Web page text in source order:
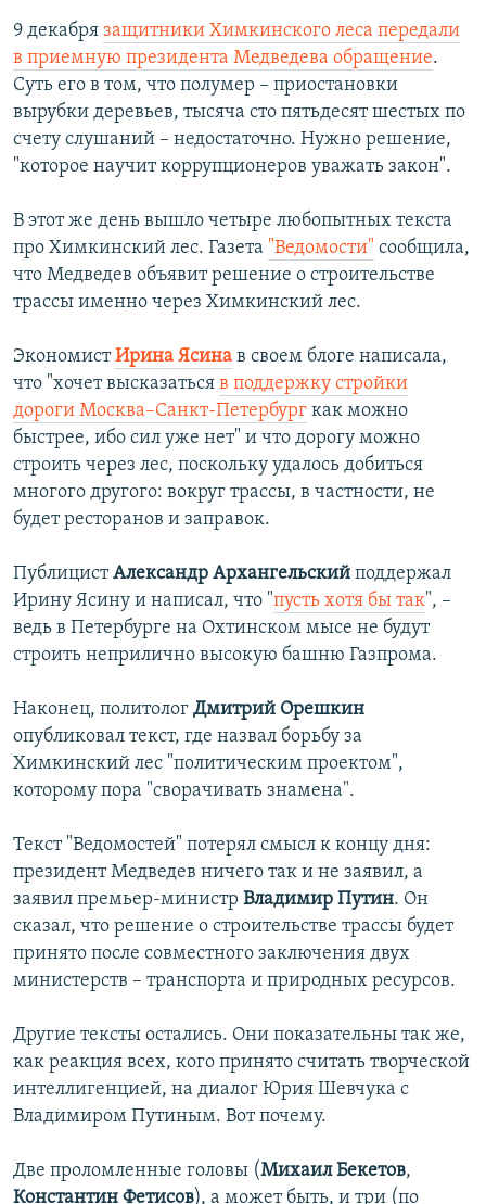
Все сайты РСЕ/РС
9 декабря защитники Химкинского леса передали
в приемную президента Медведева обращение.
Суть его в том, что полумер – приостановки
вырубки деревьев, тысяча сто пятьдесят шестых по
счету слушаний – недостаточно. Нужно решение,
"которое научит коррупционеров уважать закон".
В этот же день вышло четыре любопытных текста
про Химкинский лес. Газета "Ведомости" сообщила,
что Медведев объявит решение о строительстве
трассы именно через Химкинский лес.
ЭкономистИрина Ясина в своем блоге написала,
что "хочет высказаться в поддержку стройки
дороги Москва–Санкт-Петербург как можно
быстрее, ибо сил уже нет" и что дорогу можно
строить через лес, поскольку удалось добиться
многого другого: вокруг трассы, в частности, не
будет ресторанов и заправок.
ПублицистАлександр Архангельский поддержал
Ирину Ясину и написал, что "пусть хотя бы так", –
ведь в Петербурге на Охтинском мысе не будут
строить неприлично высокую башню Газпрома.
Наконец, политолог Дмитрий Орешкин
опубликовал текст, где назвал борьбу за
Химкинский лес "политическим проектом",
которому пора "сворачивать знамена".
Текст "Ведомостей" потерял смысл к концу дня:
президент Медведев ничего так и не заявил, а
заявил премьер-министр Владимир Путин. Он
сказал, что решение о строительстве трассы будет
принято после совместного заключения двух
министерств – транспорта и природных ресурсов.
Другие тексты остались. Они показательны так же,
как реакция всех, кого принято считать творческой
интеллигенцией, на диалог Юрия Шевчука с
Владимиром Путиным. Вот почему.
Две проломленные головы (Михаил Бекетов,
Константин Фетисов), а может быть, и три (по